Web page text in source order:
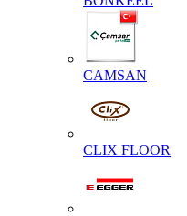
CAMSAN
CLIX FLOOR